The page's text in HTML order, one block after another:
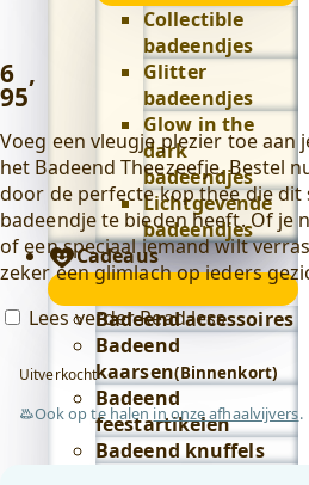
Speciale
eendjes
submenu
Collectible
badeendjes
Glitter
badeendjes
Glow in the
dark
badeendjes
Lichtgevende
badeendjes
Cadeaus
Cadeaus
submenu
Badeend accessoires
Badeend
kaarsen(Binnenkort)
Badeend
feestartikelen
Badeend knuffels
6 ,
95
Voeg een vleugje plezier toe
het Badeend Theezeefje. Bestel
door de perfecte kop thee die dit
badeendje te bieden heeft. Of je
of een speciaal iemand wilt
zeker een glimlach op ieders
Lees verderRead less
Uitverkocht
Ook op te halen in onze afhaalvijvers.